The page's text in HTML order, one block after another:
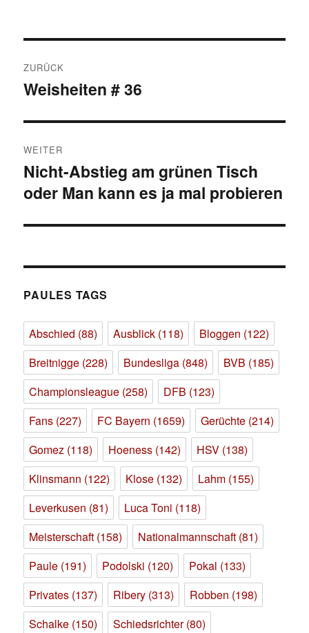
ZURÜCK
Vorheriger
Weisheiten # 36
WEITER
Nächster
Beitrag:
Nicht-Abstieg am grünen Tisch
oder Man kann es ja mal probieren
PAULES TAGS
Abschied (88) Ausblick (118) Bloggen (122)
Breitnigge (228) Bundesliga (848) BVB (185)
Championsleague (258) DFB (123)
Fans (227) FC Bayern (1659) Gerüchte (214)
Gomez (118) Hoeness (142) HSV (138)
Klinsmann (122) Klose (132) Lahm (155)
Leverkusen (81) Luca Toni (118)
Meisterschaft (158) Nationalmannschaft (81)
Paule (191) Podolski (120) Pokal (133)
Privates (137) Ribery (313) Robben (198)
Schalke (150) Schiedsrichter(80)